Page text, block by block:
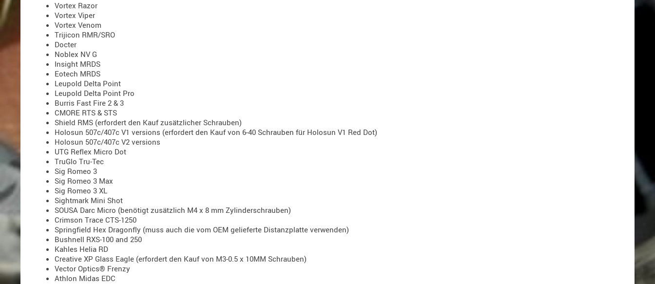
Vortex Razor
Vortex Viper
Vortex Venom
Trijicon RMR/SRO
Docter
Noblex NV G
Insight MRDS
Eotech MRDS
Leupold Delta Point
Leupold Delta Point Pro
Burris Fast Fire 2 & 3
CMORE RTS & STS
Shield RMS (erfordert den Kauf zusätzlicher Schrauben)
Holosun 507c/407c V1 versions (erfordert den Kauf von 6-40 Schrauben für Holosun V1 Red Dot)
Holosun 507c/407c V2 versions
UTG Reflex Micro Dot
TruGlo Tru-Tec
Sig Romeo 3
Sig Romeo 3 Max
Sig Romeo 3 XL
Sightmark Mini Shot
SOUSA Darc Micro (benötigt zusätzlich M4 x 8 mm Zylinderschrauben)
Crimson Trace CTS-1250
Springfield Hex Dragonfly (muss auch die vom OEM gelieferte Distanzplatte verwenden)
Bushnell RXS-100 and 250
Kahles Helia RD
Creative XP Glass Eagle (erfordert den Kauf von M3-0.5 x 10MM Schrauben)
Vector Optics® Frenzy
Athlon Midas EDC